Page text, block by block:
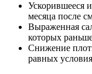
Ускорившееся
месяца после
Выраженная
которых
Снижение
равных